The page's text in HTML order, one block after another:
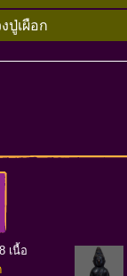
ปู่เผือก
เนื้อ